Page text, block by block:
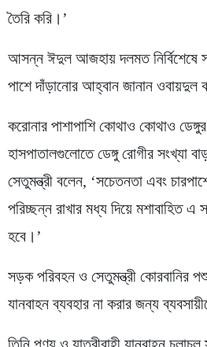
তৈরি করি।’
আসন্ন ঈদুল আজহায় দলমত নির্বিশেষে
পাশে দাঁড়ানোর আহ্বান জানান ওবায়দুল
করোনার পাশাপাশি কোথাও কোথাও
হাসপাতালগুলোতে ডেঙ্গু রোগীর সংখ্যা
সেতুমন্ত্রী বলেন, ‘সচেতনতা এবং
পরিচ্ছন্ন রাখার মধ্য দিয়ে মশাবাহিত এ
হবে।’
সড়ক পরিবহন ও সেতুমন্ত্রী কোরবানির
যানবাহন ব্যবহার না করার জন্য
তিনি পণ্য ও যাত্রীবাহী যানবাহন